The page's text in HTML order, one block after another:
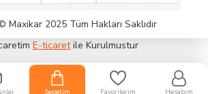
Maxikar 2025 Tüm Hakları Saklıdır
E-ticaretile Kurulmustur
Sepetim Favorilerim Hesabım